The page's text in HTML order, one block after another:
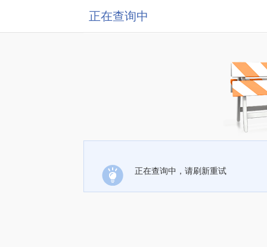
正在查询中
正在查询中，请刷新重试